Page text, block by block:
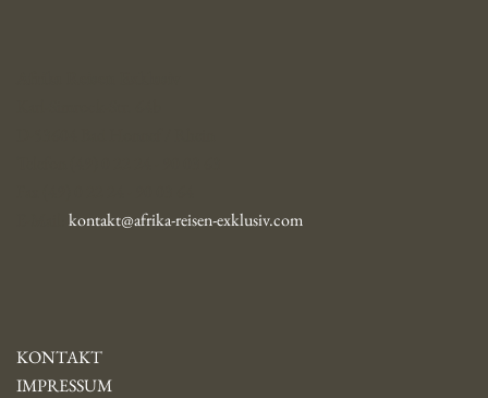
kontakt@afrika-reisen-exklusiv.com
KONTAKT
IMPRESSUM